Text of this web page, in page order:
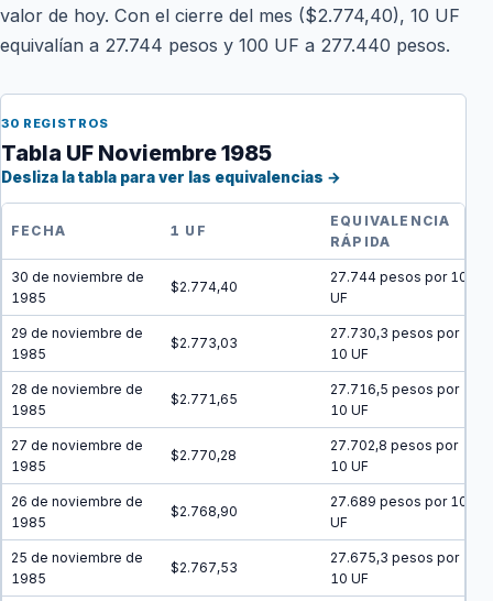
valor de hoy. Con el cierre del mes ($2.774,40), 10 UF
equivalían a 27.744 pesos y 100 UF a 277.440 pesos.
30 REGISTROS
Tabla UF Noviembre 1985
Desliza la tabla para ver las equivalencias →
FECHA 1 UF
EQUIVALENCIA
RÁPIDA
30 de noviembre de
1985
$2.774,40
27.744 pesos por 10
UF
29 de noviembre de
1985
$2.773,03
27.730,3 pesos por
10 UF
28 de noviembre de
1985
$2.771,65
27.716,5 pesos por
10 UF
27 de noviembre de
1985
$2.770,28
27.702,8 pesos por
10 UF
26 de noviembre de
1985
$2.768,90
27.689 pesos por 10
UF
25 de noviembre de
1985
$2.767,53
27.675,3 pesos por
10 UF